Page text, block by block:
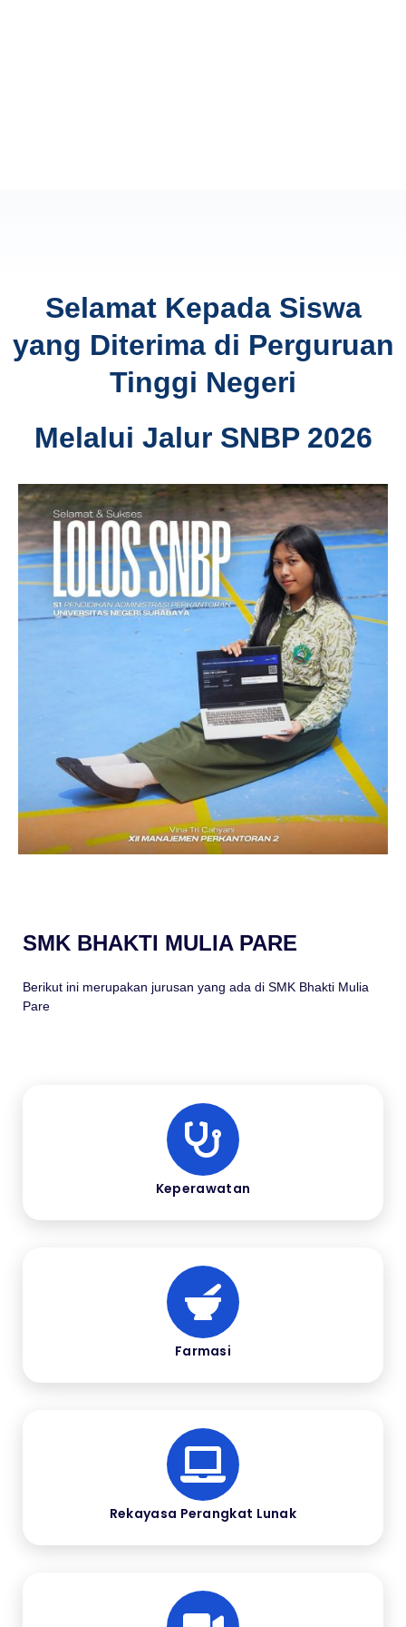
Selamat Kepada Siswa
yang Diterima di Perguruan
Tinggi Negeri
Melalui Jalur SNBP 2026
SMK BHAKTI MULIA PARE
Berikut ini merupakan jurusan yang ada di SMK Bhakti Mulia
Pare
Keperawatan
Farmasi
Rekayasa Perangkat Lunak